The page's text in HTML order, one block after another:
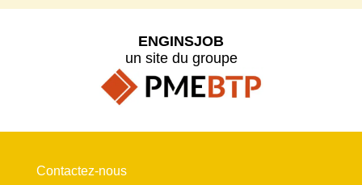
ENGINSJOB
un site du groupe
Contactez-nous